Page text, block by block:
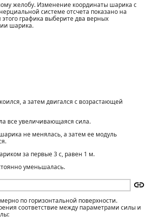
желобу. Изменение координаты шарика с
системе отсчета показано на
графика выберите два верных
шарика.
а затем двигался с возрастающей
все увеличивающаяся сила.
не менялась, а затем ее модуль
за первые 3 с, равен 1 м.
уменьшалась.
по горизонтальной поверхности.
соответствие между параметрами силы и